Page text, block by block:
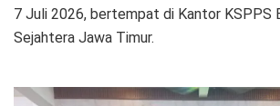
7 Juli 2026, bertempat di Kantor KSPPS
Sejahtera Jawa Timur.